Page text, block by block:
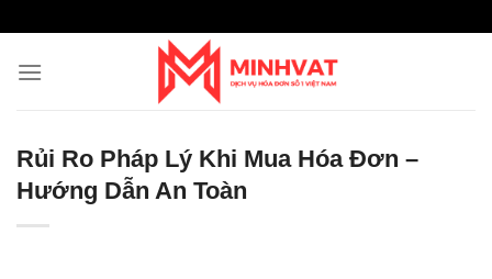
content
Rủi Ro Pháp Lý Khi Mua Hóa Đơn –
Hướng Dẫn An Toàn